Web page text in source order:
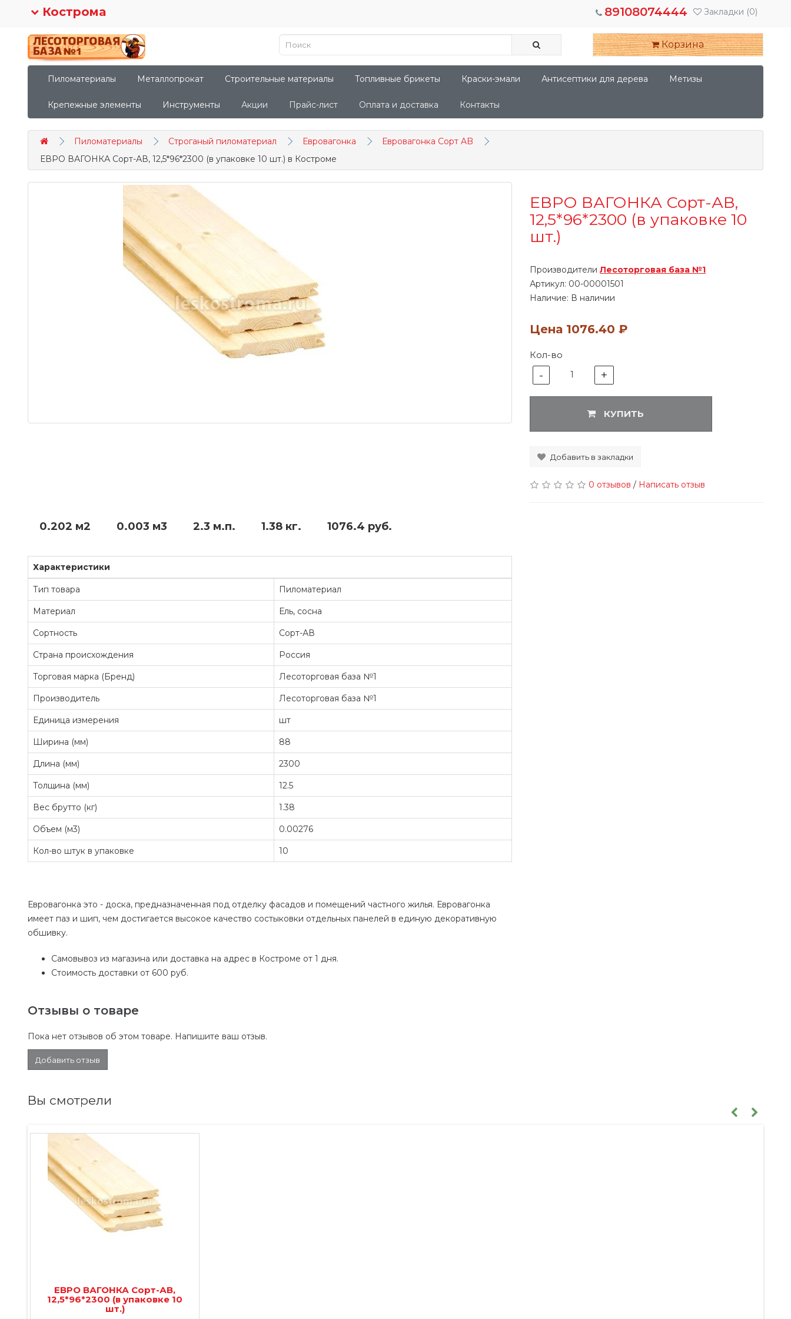
Кострома Закладки (0)
89108074444
Корзина
Пиломатериалы Металлопрокат Строительные материалы Топливные брикеты Краски-эмали Антисептики для дерева Метизы
Крепежные элементы Инструменты Акции Прайс-лист Оплата и доставка Контакты
Пиломатериалы Строганый пиломатериал Евровагонка
Евровагонка Сорт AB
ЕВРО ВАГОНКА Сорт-АВ, 12,5*96*2300 (в упаковке 10 шт.) в Костроме
ЕВРО ВАГОНКА Сорт-АВ,
12,5*96*2300 (в упаковке 10
шт.)
ПроизводителиЛесоторговая база №1
Артикул: 00-00001501
Наличие: В наличии
Цена 1076.40 ₽
Кол-во
- 1 +
КУПИТЬ
Добавить в закладки
0 отзывов / Написать отзыв
0.202 м2 0.003 м3 2.3 м.п. 1.38 кг. 1076.4 руб.
Характеристики
Тип товара Пиломатериал
Материал Ель, сосна
Сортность Сорт-АВ
Страна происхождения Россия
Торговая марка (Бренд) Лесоторговая база №1
Производитель Лесоторговая база №1
Единица измерения шт
Ширина (мм) 88
Длина (мм) 2300
Толщина (мм) 12.5
Вес брутто (кг) 1.38
Объем (м3) 0.00276
Кол-во штук в упаковке 10
Евровагонка это - доска, предназначенная под отделку фасадов и помещений частного жилья. Евровагонка
имеет паз и шип, чем достигается высокое качество состыковки отдельных панелей в единую декоративную
обшивку.
Самовывоз из магазина или доставка на адрес в Костроме от 1 дня.
Стоимость доставки от 600 руб.
Отзывы о товаре
Пока нет отзывов об этом товаре. Напишите ваш отзыв.
Добавить отзыв
Вы смотрели
ЕВРО ВАГОНКА Сорт-АВ,
12,5*96*2300 (в упаковке 10
шт.)